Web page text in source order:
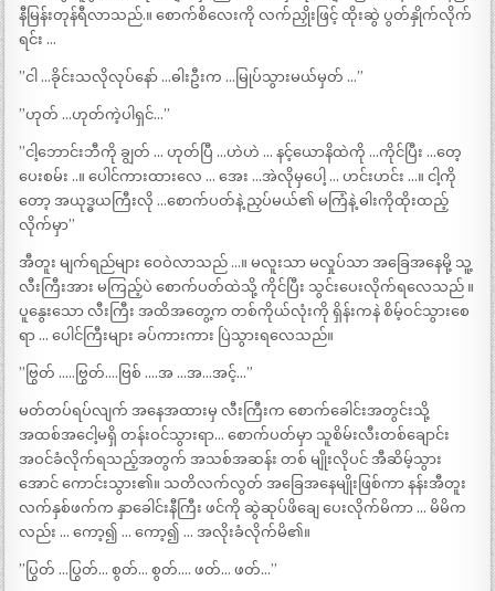
နီမြန်းတုန်ရီလာသည်.။ စောက်စိလေးကို လက်ညှိုးဖြင့် ထိုးဆွဲ ပွတ်နှိုက်လိုက်
ရင်း …
”ငါ …ခိုင်းသလိုလုပ်နော် …ဓါးဦးက …မြုပ်သွားမယ်မှတ် …”
”ဟုတ် …ဟုတ်ကဲ့ပါရှင်…”
”ငါ့ဘောင်းဘီကို ချွတ် … ဟုတ်ပြီ …ဟဲဟဲ … နင့်ယောနိထဲကို …ကိုင်ပြီး …တေ့
ပေးစမ်း ..။ ပေါင်ကားထားလေ … အေး …အဲလိုမှပေါ့ … ဟင်းဟင်း …။ ငါ့ကို
တော့ အယုဒ္ဓယကြီးလို …စောက်ပတ်နဲ့ ညှပ်မယ်၏ မကြံနဲ့ ဓါးကိုထိုးထည့်
လိုက်မှာ”
အီတူး မျက်ရည်များ ဝေဝဲလာသည် …။ မလူးသာ မလှုပ်သာ အခြေအနေမို့ သူ့
လီးကြီးအား မကြည့်ပဲ စောက်ပတ်ထဲသို့ ကိုင်ပြီး သွင်းပေးလိုက်ရလေသည် ။
ပူနွေးသော လီးကြီး အထိအတွေ့က တစ်ကိုယ်လုံးကို ရှိန်းကနဲ စိမ့်ဝင်သွားစေ
ရာ … ပေါင်ကြီးများ ခပ်ကားကား ပြဲသွားရလေသည်။
”ဗြွတ် …..ဗြွတ်….ဗြစ် ….အ …အ…အင့်…”
မတ်တပ်ရပ်လျက် အနေအထားမှ လီးကြီးက စောက်ခေါင်းအတွင်းသို့
အထစ်အငေါ့မရှိ တန်းဝင်သွားရာ… စောက်ပတ်မှာ သူစိမ်းလီးတစ်ချောင်း
အဝင်ခံလိုက်ရသည့်အတွက် အသစ်အဆန်း တစ် မျိုးလိုပင် အီဆိမ့်သွား
အောင် ကောင်းသွား၏။ သတိလက်လွတ် အခြေအနေမျိုးဖြစ်ကာ နန်းအီတူး
လက်နှစ်ဖက်က နှာခေါင်းနီကြီး ဖင်ကို ဆွဲဆုပ်ဖိချေ ပေးလိုက်မိကာ … မိမိက
လည်း … ကော့၍ … ကော့၍ … အလိုးခံလိုက်မိ၏။
”ပြွတ် …ပြွတ်… စွတ်… စွတ်…. ဖတ်… ဖတ်…”